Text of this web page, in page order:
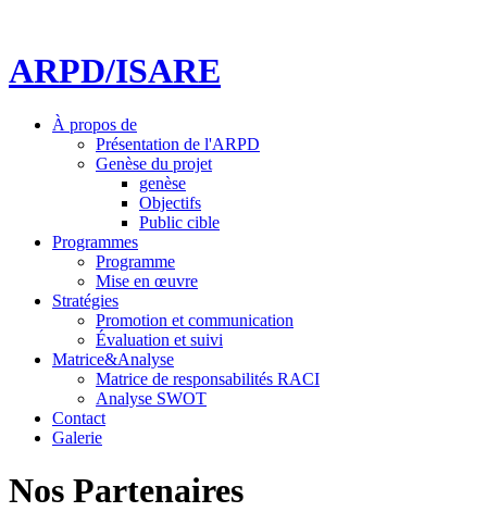
ARPD/ISARE
À propos de
Présentation de l'ARPD
Genèse du projet
genèse
Objectifs
Public cible
Programmes
Programme
Mise en œuvre
Stratégies
Promotion et communication
Évaluation et suivi
Matrice&Analyse
Matrice de responsabilités RACI
Analyse SWOT
Contact
Galerie
Nos Partenaires